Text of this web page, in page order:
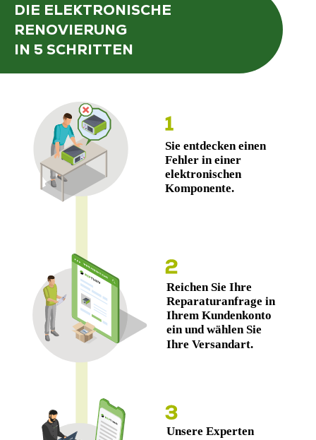
DIE ELEKTRONISCHE
RENOVIERUNG
IN 5 SCHRITTEN